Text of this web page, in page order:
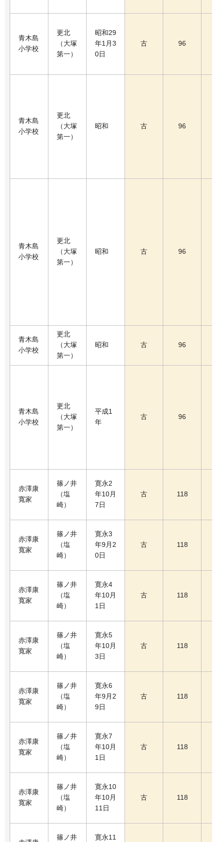
青木島
小学校
更北
（大塚
第一）
昭和29
年1月3
0日
古 96
青木島
小学校
更北
（大塚
第一）
昭和 古 96
青木島
小学校
更北
（大塚
第一）
昭和 古 96
青木島
小学校
更北
（大塚
第一）
昭和 古 96
青木島
小学校
更北
（大塚
第一）
平成1
年
古 96
赤澤康
寬家
篠ノ井
（塩
崎）
寛永2
年10月
7日
古 118
赤澤康
寬家
篠ノ井
（塩
崎）
寛永3
年9月2
0日
古 118
赤澤康
寬家
篠ノ井
（塩
崎）
寛永4
年10月
1日
古 118
赤澤康
寬家
篠ノ井
（塩
崎）
寛永5
年10月
3日
古 118
赤澤康
寬家
篠ノ井
（塩
崎）
寛永6
年9月2
9日
古 118
赤澤康
寬家
篠ノ井
（塩
崎）
寛永7
年10月
1日
古 118
赤澤康
寬家
篠ノ井
（塩
崎）
寛永10
年10月
11日
古 118
篠ノ井
寛永11